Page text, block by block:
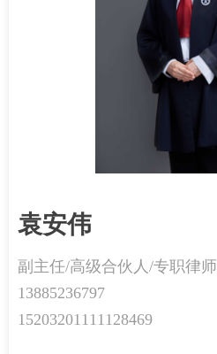
袁安伟
副主任/高级合伙人/专职律师
13885236797
15203201111128469